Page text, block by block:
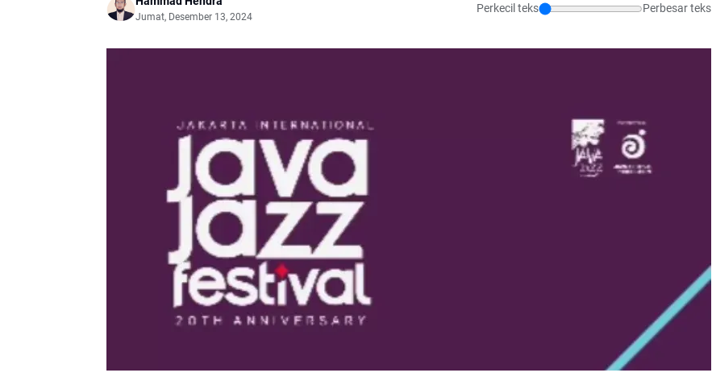
Jumat, Desember 13, 2024
Perkecil teks Perbesar teks